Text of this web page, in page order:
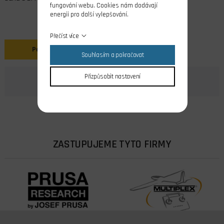
Popis
ZASTUPUJEME TYTO FIRMY
fungování webu. Cookies nám dodávají
energii pro další vylepšování.
Přečíst více
Souhlasím a pokračovat
Přizpůsobit nastavení